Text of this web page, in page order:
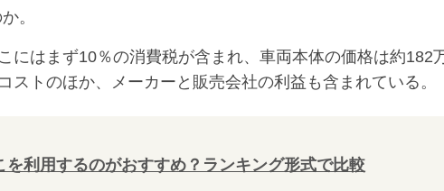
。
はまず10％の消費税が含まれ、車両本体の価格は約182
ストのほか、メーカーと販売会社の利益も含まれている。
利用するのがおすすめ？ランキング形式で比較